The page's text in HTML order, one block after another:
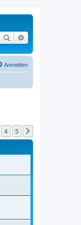
Suche
Anmelden
4 5